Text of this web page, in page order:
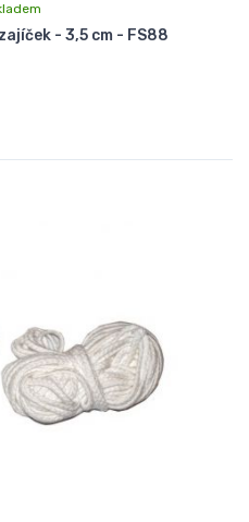
- 3,5 cm - FS88